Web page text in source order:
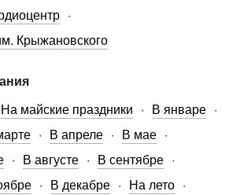
Крыжановского
На майские праздники
В январе
В апреле
В мае
В августе
В сентябре
В декабре
На лето